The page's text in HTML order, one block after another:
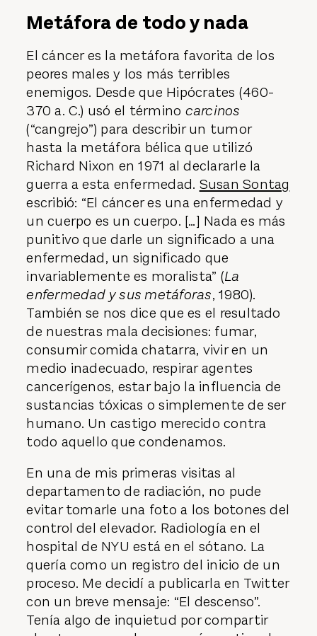
Metáfora de todo y nada
El cáncer es la metáfora favorita de los
peores males y los más terribles
enemigos. Desde que Hipócrates (460-
370 a. C.) usó el término carcinos
(“cangrejo”) para describir un tumor
hasta la metáfora bélica que utilizó
Richard Nixon en 1971 al declararle la
guerra a esta enfermedad. Susan Sontag
escribió: “El cáncer es una enfermedad y
un cuerpo es un cuerpo. […] Nada es más
punitivo que darle un significado a una
enfermedad, un significado que
invariablemente es moralista” (La
enfermedad y sus metáforas, 1980).
También se nos dice que es el resultado
de nuestras mala decisiones: fumar,
consumir comida chatarra, vivir en un
medio inadecuado, respirar agentes
cancerígenos, estar bajo la influencia de
sustancias tóxicas o simplemente de ser
humano. Un castigo merecido contra
todo aquello que condenamos.
En una de mis primeras visitas al
departamento de radiación, no pude
evitar tomarle una foto a los botones del
control del elevador. Radiología en el
hospital de NYU está en el sótano. La
quería como un registro del inicio de un
proceso. Me decidí a publicarla en Twitter
con un breve mensaje: “El descenso”.
Tenía algo de inquietud por compartir